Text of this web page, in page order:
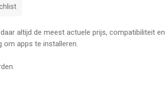
altijd de meest actuele prijs, compatibiliteit en
om apps te installeren.